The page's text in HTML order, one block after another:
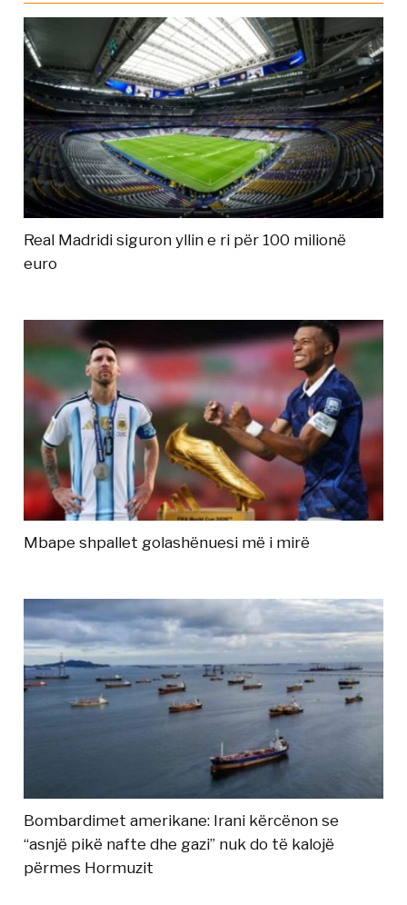
Real Madridi siguron yllin e ri për 100 milionë
euro
Mbape shpallet golashënuesi më i mirë
Bombardimet amerikane: Irani kërcënon se
“asnjë pikë nafte dhe gazi” nuk do të kalojë
përmes Hormuzit